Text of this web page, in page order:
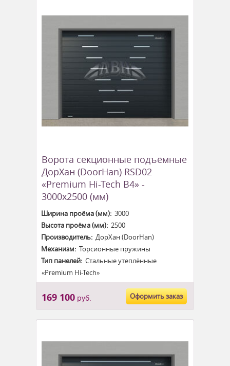
Ворота секционные подъёмные
ДорХан (DoorHan) RSD02
«Premium Hi-Tech B4» -
3000x2500 (мм)
Ширина проёма (мм):3000
Высота проёма (мм):2500
Производитель:ДорХан (DoorHan)
Механизм:Торсионные пружины
Тип панелей:Стальные утеплённые
«Premium Hi-Tech»
169 100руб. Оформить заказ